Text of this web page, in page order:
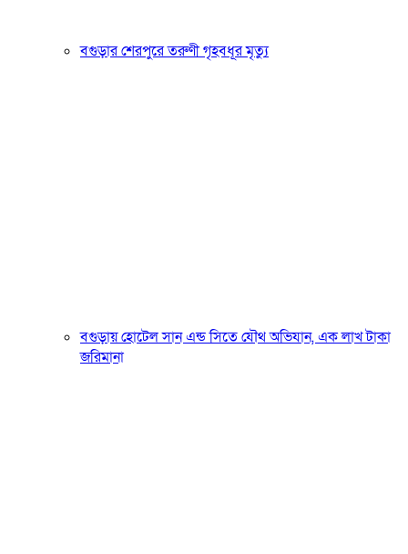
বগুড়ার শেরপুরে তরুণী গৃহবধূর মৃত্যু
বগুড়ায় হোটেল সান এন্ড সিতে যৌথ অভিযান, এক লাখ টাকা
জরিমানা